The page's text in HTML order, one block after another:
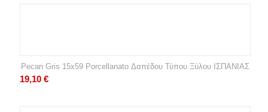
Pecan Gris 15x59 Porcellanato Δαπέδου Τύπου Ξύλου ΙΣΠΑΝΙΑΣ
19,10 €